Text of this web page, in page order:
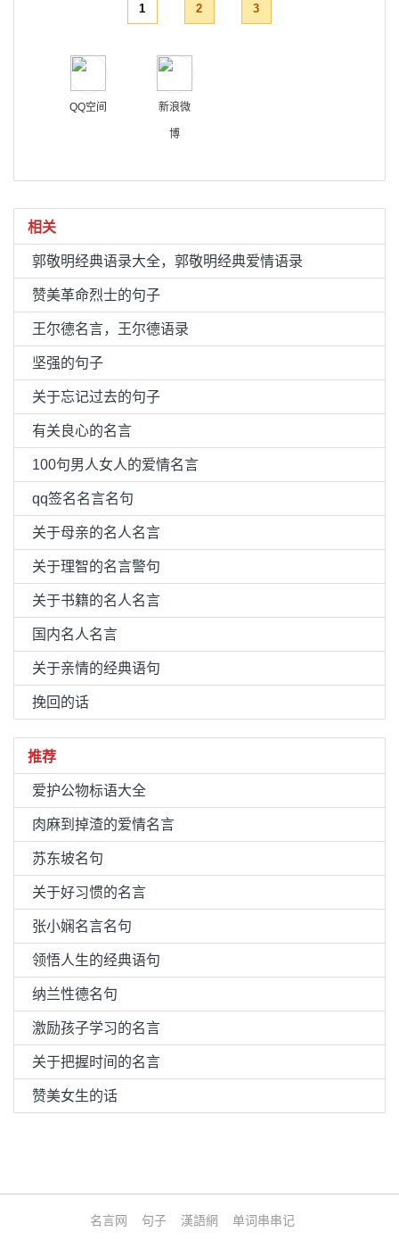
1 2 3
QQ空间 新浪微
博
相关
郭敬明经典语录大全，郭敬明经典爱情语录
赞美革命烈士的句子
王尔德名言，王尔德语录
坚强的句子
关于忘记过去的句子
有关良心的名言
100句男人女人的爱情名言
qq签名名言名句
关于母亲的名人名言
关于理智的名言警句
关于书籍的名人名言
国内名人名言
关于亲情的经典语句
挽回的话
推荐
爱护公物标语大全
肉麻到掉渣的爱情名言
苏东坡名句
关于好习惯的名言
张小娴名言名句
领悟人生的经典语句
纳兰性德名句
激励孩子学习的名言
关于把握时间的名言
赞美女生的话
名言网 句子 漢語網 单词串串记